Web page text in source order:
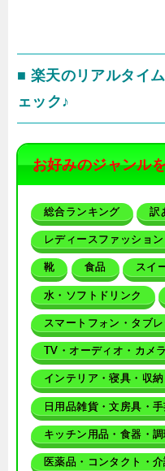
■ 楽天のリアルタイ
ェック♪
お好みのジャンル
総合ランキング 訳
レディースファッション
靴 食品 スイ
水・ソフトドリンク
スマートフォン・タブレ
TV・オーディオ・カメラ
インテリア・寝具・収納
日用品雑貨・文房具・
キッチン用品・食器・
医薬品・コンタクト・